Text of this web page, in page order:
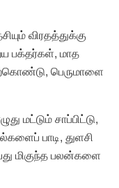
விரதத்துக்கு
பக்தர்கள், மாத
பெருமாளை
மட்டும் சாப்பிட்டு,
பாடி, துளசி
மிகுந்த பலன்களை